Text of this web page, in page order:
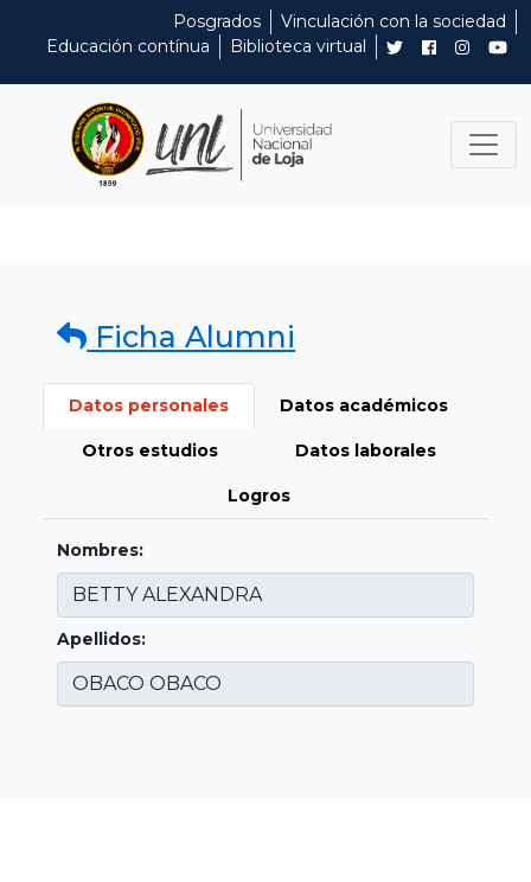
Posgrados
Vinculación con la sociedad
Educación contínua
Biblioteca virtual
Ficha Alumni
Datos personales Datos académicos
Otros estudios Datos laborales
Logros
Nombres:
Apellidos: